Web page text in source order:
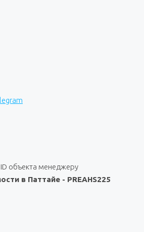
объекта менеджеру
в Паттайе - PREAHS225